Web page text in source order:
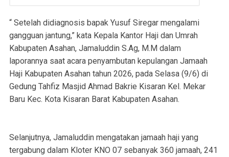
“ Setelah didiagnosis bapak Yusuf Siregar mengalami
gangguan jantung,” kata Kepala Kantor Haji dan Umrah
Kabupaten Asahan, Jamaluddin S.Ag, M.M dalam
laporannya saat acara penyambutan kepulangan Jamaah
Haji Kabupaten Asahan tahun 2026, pada Selasa (9/6) di
Gedung Tahfiz Masjid Ahmad Bakrie Kisaran Kel. Mekar
Baru Kec. Kota Kisaran Barat Kabupaten Asahan.
Selanjutnya, Jamaluddin mengatakan jamaah haji yang
tergabung dalam Kloter KNO 07 sebanyak 360 jamaah, 241